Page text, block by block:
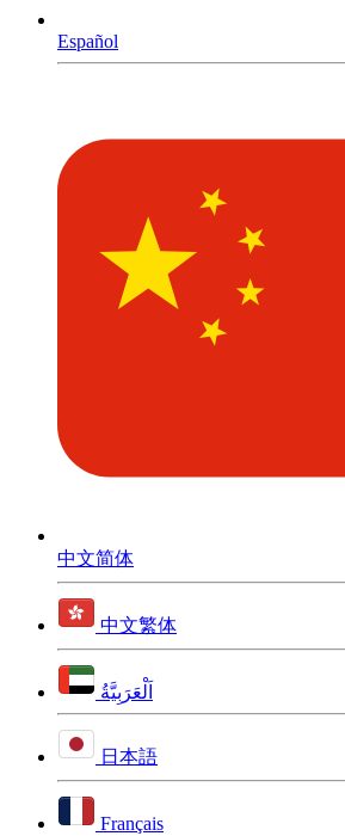
Español
中文简体
中文繁体
اَلْعَرَبِيَّةُ
日本語
Français